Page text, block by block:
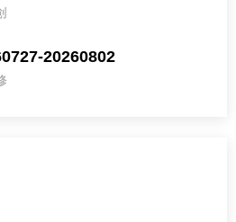
20260802